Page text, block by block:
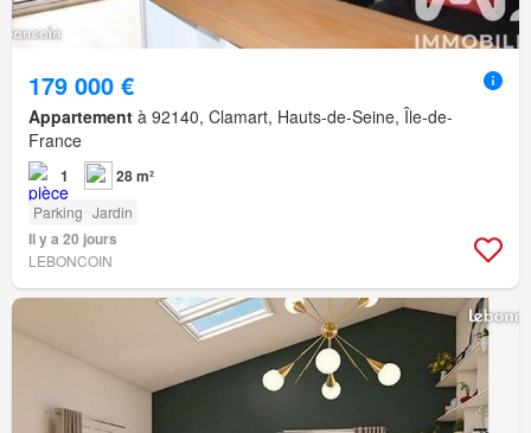
179 000 €
Appartement à 92140, Clamart, Hauts-de-Seine, Île-de-
France
1 28 m²
Parking Jardin
Il y a 20 jours
LEBONCOIN